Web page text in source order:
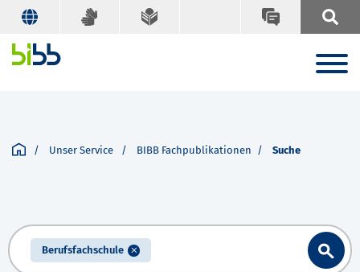
Unser Service BIBB Fachpublikationen Suche
Berufsfachschule